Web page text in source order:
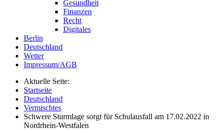
Gesundheit
Finanzen
Recht
Digitales
Berlin
Deutschland
Wetter
Impressum/AGB
Aktuelle Seite:
Startseite
Deutschland
Vermischtes
Schwere Sturmlage sorgt für Schulausfall am 17.02.2022 in
Nordrhein-Westfalen